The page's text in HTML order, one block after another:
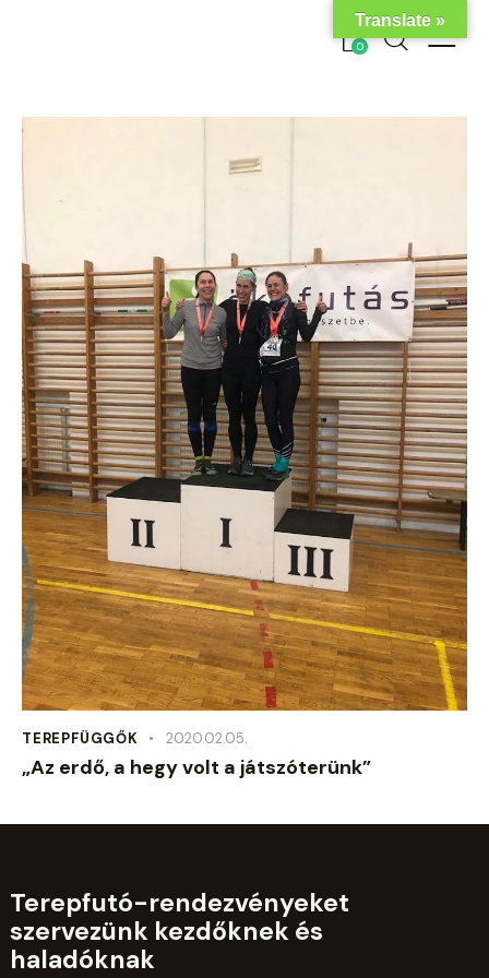
0
TEREPFÜGGŐK 2020.02.05.
„Az erdő, a hegy volt a játszóterünk”
Terepfutó-rendezvényeket
szervezünk kezdőknek és
haladóknak
Translate »